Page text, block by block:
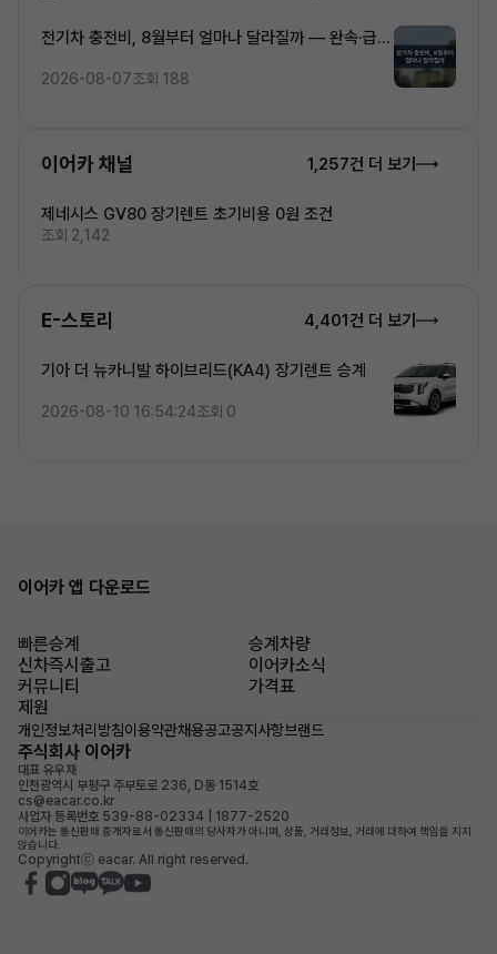
전기차 충전비, 8월부터 얼마나 달라질까 — 완속·급속
2026-08-07조회 188
이어카 채널 1,257건 더 보기
제네시스 GV80 장기렌트 초기비용 0원 조건
조회 2,142
E-스토리 4,401건 더 보기
기아 더 뉴카니발 하이브리드(KA4) 장기렌트 승계
2026-08-10 16:54:24조회 0
이어카 앱 다운로드
빠른승계
승계차량
신차즉시출고
이어카소식
커뮤니티
가격표
제원
개인정보처리방침이용약관채용공고공지사항브랜드
주식회사 이어카
대표 유우재
인천광역시 부평구 주부토로 236, D동 1514호
cs@eacar.co.kr
사업자 등록번호 539-88-02334 | 1877-2520
이어카는 통신판매 중개자로서 통신판매의 당사자가 아니며, 상품, 거래정보, 거래에 대하여 책임을 지지
않습니다.
Copyrightⓒ eacar. All right reserved.